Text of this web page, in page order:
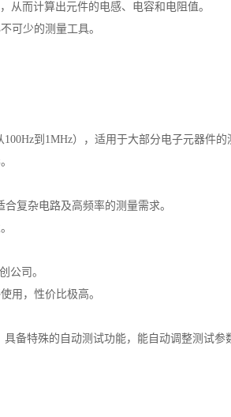
从而计算出元件的电感、电容和电阻值。
可少的测量工具。
到1MHz），适用于大部分电子元器件的
复杂电路及高频率的测量需求。
公司。
用，性价比极高。
备特殊的自动测试功能，能自动调整测试